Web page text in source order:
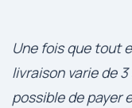
Une fois que tout
livraison varie de 3
possible de payer